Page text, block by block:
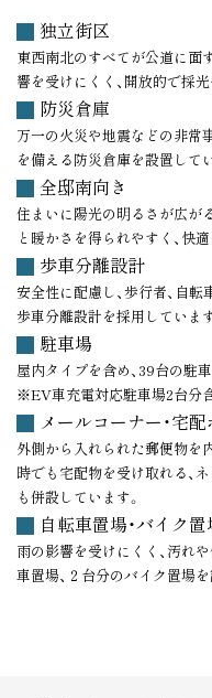
独立街区
東西南北のすべてが公道に面
響を受けにくく、開放的で採
防災倉庫
万一の火災や地震などの非常
を備える防災倉庫を設置して
全邸南向き
住まいに陽光の明るさが広が
と暖かさを得られやすく、快
歩車分離設計
安全性に配慮し、歩行者、自
歩車分離設計を採用しています
駐車場
屋内タイプを含め、39台の駐
※EV車充電対応駐車場2台分含
メールコーナー・宅
外側から入れられた郵便物を
時でも宅配物を受け取れる、
も併設しています。
自転車置場・バイク置
雨の影響を受けにくく、汚れ
車置場、２台分のバイク置場を